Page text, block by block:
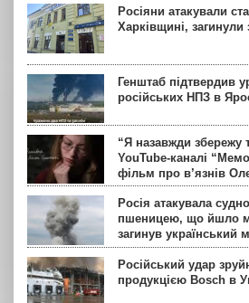
Росіяни атакували
Харківщині, загинули
Генштаб підтвердив
російських НПЗ в
“Я назавжди збережу
YouTube-каналі
фільм про в’язнів
Росія атакувала
пшеницею, що йшло
загинув український
Російський удар
продукцією Bosch в